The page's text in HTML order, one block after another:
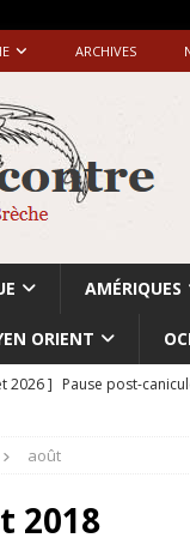
ARCHIVES
AMÉRIQUES
ORIENT
2026 ] Pause post-
2026 ]
élections du 27 octobre»
août
2018